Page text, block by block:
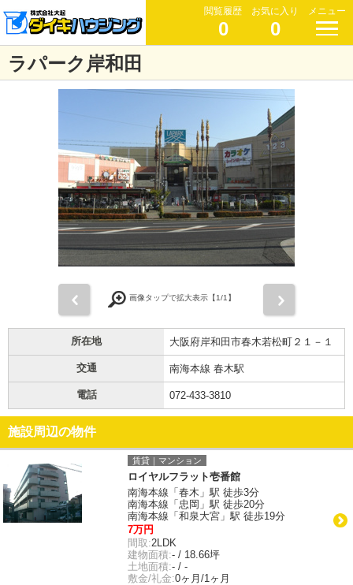
閲覧履歴
0
お気に入り
0
メニュー
ラパーク岸和田
画像タップで拡大表示【1/1】
所在地 大阪府岸和田市春木若松町２１－１
交通 南海本線 春木駅
電話 072-433-3810
施設周辺の物件
賃貸｜マンション
ロイヤルフラット壱番館
南海本線「春木」駅 徒歩3分
南海本線「忠岡」駅 徒歩20分
南海本線「和泉大宮」駅 徒歩19分
7万円
間取:2LDK
建物面積:- / 18.66坪
土地面積:- / -
敷金/礼金:0ヶ月/1ヶ月